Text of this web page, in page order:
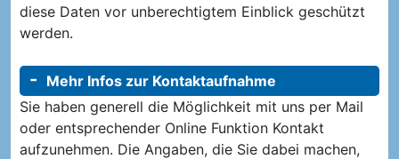
diese Daten vor unberechtigtem Einblick geschützt
werden.
Mehr Infos zur Kontaktaufnahme
Sie haben generell die Möglichkeit mit uns per Mail
oder entsprechender Online Funktion Kontakt
aufzunehmen. Die Angaben, die Sie dabei machen,